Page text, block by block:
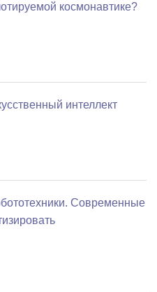
космонавтике?
интеллект
Современные